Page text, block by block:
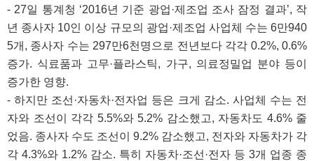
- 27일 통계청 ‘2016년 기준 광업·제조업 조사 잠정 결과’, 작
년 종사자 10인 이상 규모의 광업·제조업 사업체 수는 6만940
5개, 종사자 수는 297만6천명으로 전년보다 각각 0.2%, 0.6%
증가. 식료품과 고무·플라스틱, 가구, 의료정밀업 분야 등이
증가한 영향.
- 하지만 조선·자동차·전자업 등은 크게 감소. 사업체 수는 전
자와 조선이 각각 5.5%와 5.2% 감소했고, 자동차도 4.6% 줄
었음. 종사자 수도 조선이 9.2% 감소했고, 전자와 자동차가 각
각 4.3%와 1.2% 감소. 특히 자동차·조선·전자 등 3개 업종 종